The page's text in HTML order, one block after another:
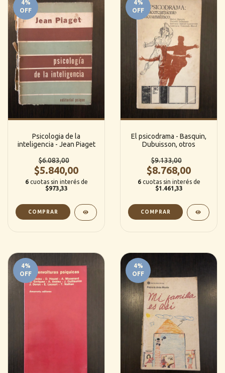
4%
OFF
Psicologia de la
inteligencia - Jean Piaget
$6.083,00
$5.840,00
6 cuotas sin interés de
$973,33
4%
OFF
El psicodrama - Basquin,
Dubuisson, otros
$9.133,00
$8.768,00
6 cuotas sin interés de
$1.461,33
4%
OFF
4%
OFF